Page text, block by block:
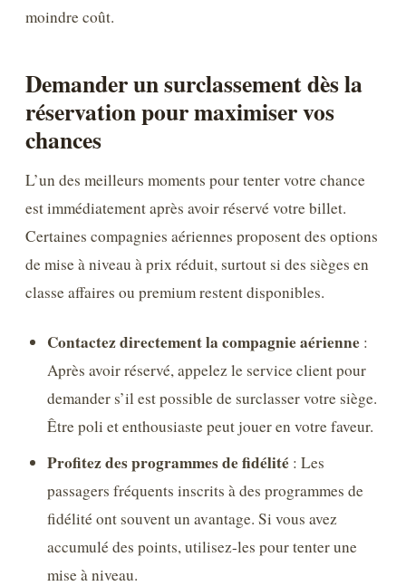
moindre coût.
Demander un surclassement dès la
réservation pour maximiser vos
chances
L’un des meilleurs moments pour tenter votre chance
est immédiatement après avoir réservé votre billet.
Certaines compagnies aériennes proposent des options
de mise à niveau à prix réduit, surtout si des sièges en
classe affaires ou premium restent disponibles.
Contactez directement la compagnie aérienne :
Après avoir réservé, appelez le service client pour
demander s’il est possible de surclasser votre siège.
Être poli et enthousiaste peut jouer en votre faveur.
Profitez des programmes de fidélité : Les
passagers fréquents inscrits à des programmes de
fidélité ont souvent un avantage. Si vous avez
accumulé des points, utilisez-les pour tenter une
mise à niveau.